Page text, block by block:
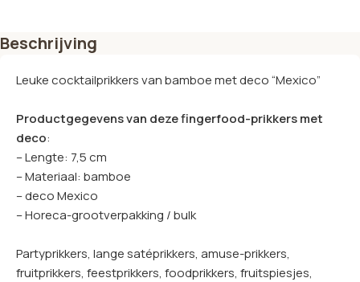
Beschrijving
Leuke cocktailprikkers van bamboe met deco “Mexico”
Productgegevens van deze fingerfood-prikkers met
deco:
– Lengte: 7,5 cm
– Materiaal: bamboe
– deco Mexico
– Horeca-grootverpakking / bulk
Partyprikkers, lange satéprikkers, amuse-prikkers,
fruitprikkers, feestprikkers, foodprikkers, fruitspiesjes,